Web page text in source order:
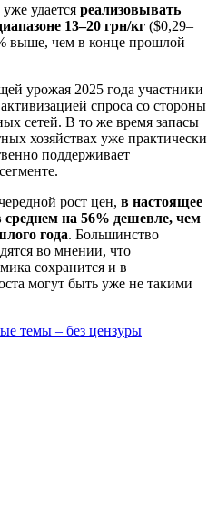
удается реализовывать
13–20 грн/кг ($0,29–
выше, чем в конце прошлой
урожая 2025 года участники
спроса со стороны
сетей. В то же время запасы
хозяйствах уже практически
поддерживает
рост цен, в настоящее
на 56% дешевле, чем
года. Большинство
во мнении, что
сохранится и в
могут быть уже не такими
темы – без цензуры